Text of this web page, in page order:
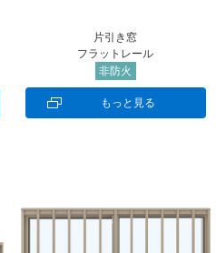
片引き窓
フラットレール
非防火
もっと見る